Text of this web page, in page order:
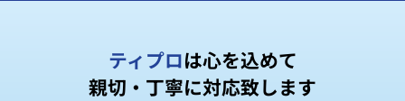
ティプロは心を込めて
親切・丁寧に対応致します